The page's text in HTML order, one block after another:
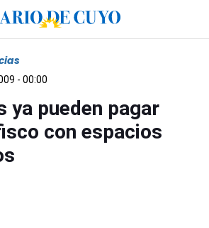
- 00:00
ya pueden pagar
con espacios